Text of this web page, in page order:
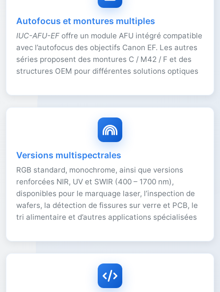
Autofocus et montures multiples
IUC-AFU-EF offre un module AFU intégré compatible
avec l’autofocus des objectifs Canon EF. Les autres
séries proposent des montures C / M42 / F et des
structures OEM pour différentes solutions optiques
Versions multispectrales
RGB standard, monochrome, ainsi que versions
renforcées NIR, UV et SWIR (400 – 1700 nm),
disponibles pour le marquage laser, l’inspection de
wafers, la détection de fissures sur verre et PCB, le
tri alimentaire et d’autres applications spécialisées